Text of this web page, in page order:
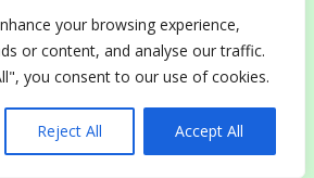
your browsing experience,
or content, and analyse our traffic.
you consent to our use of cookies.
Reject All Accept All